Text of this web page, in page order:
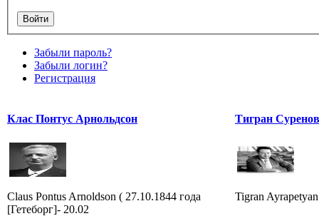
Забыли пароль?
Забыли логин?
Регистрация
Клас Понтус Арнольдсон
Claus Pontus Arnoldson ( 27.10.1844 года
[Гетеборг]- 20.02
Тигран
Tigran